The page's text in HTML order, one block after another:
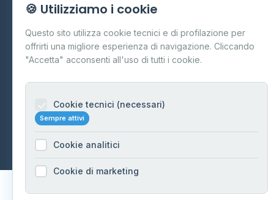
Contattaci
info@distributori-gpl.it
© 2026 - Distributori di GPL -AF Project Software Agency
Carpi
Dati forniti da Ministero delle Imprese e del Made in Italy
🍪 Utilizziamo i cookie
Questo sito utilizza cookie tecnici e di profilazione per
offrirti una migliore esperienza di navigazione. Cliccando
"Accetta" acconsenti all'uso di tutti i cookie.
Cookie tecnici (necessari)
Sempre attivi
Cookie analitici
Cookie di marketing